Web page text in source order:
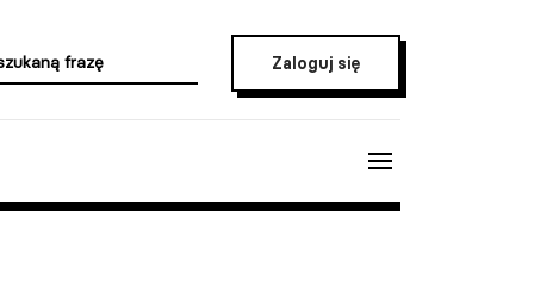
Zaloguj się